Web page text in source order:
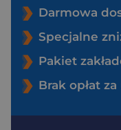
Darmowa
Specjalne
Pakiet
Brak opłat